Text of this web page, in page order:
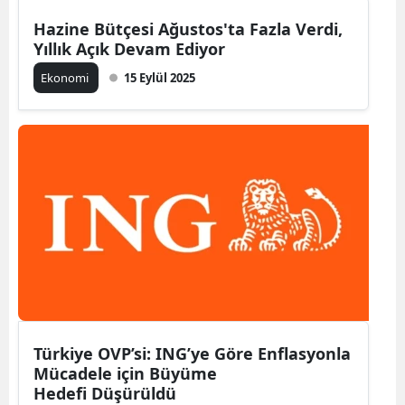
Hazine Bütçesi Ağustos'ta Fazla Verdi,
Yıllık Açık Devam Ediyor
Ekonomi 15 Eylül 2025
Türkiye OVP’si: ING’ye Göre Enflasyonla
Mücadele için Büyüme
Hedefi Düşürüldü